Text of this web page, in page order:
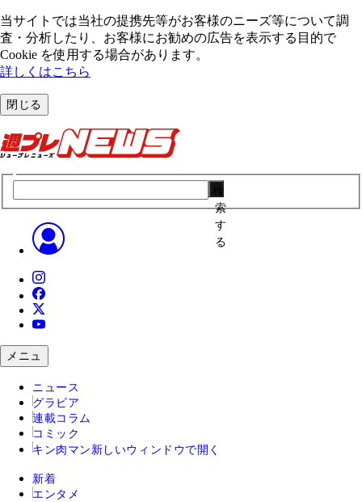
当サイトでは当社の提携先等がお客様のニーズ等について調
査・分析したり、お客様にお勧めの広告を表⽰する⽬的で
Cookie を使⽤する場合があります。
詳しくはこちら
閉じる
索
す
る
メニュ
ニュース
グラビア
連載コラム
コミック
キン肉マン 新しいウィンドウで開く
新着
エンタメ